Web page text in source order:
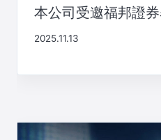
本公司受邀福邦證
2025.11.13